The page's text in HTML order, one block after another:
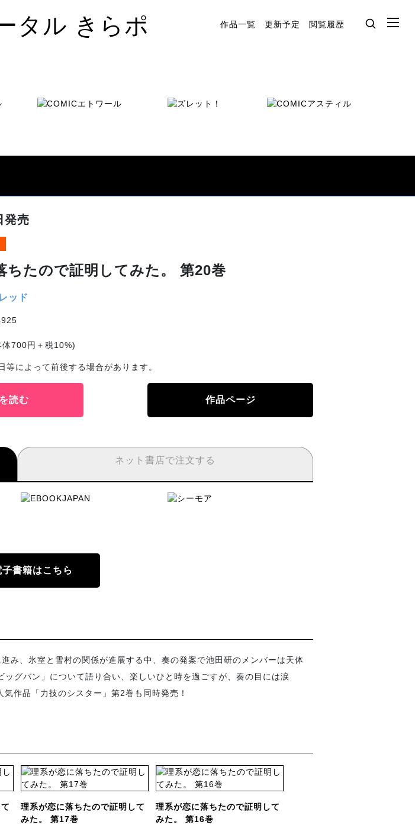
作品一覧 更新予定 閲覧履歴
発売
ちたので証明してみた。 第20巻
ッド
700円＋税10%)
によって前後する場合があります。
読む 作品ページ
ネット書店で注文する
書籍はこちら
み、氷室と雪村の関係が進展する中、奏の発案で池田研のメンバーは天体
グバン」について語り合い、楽しいひと時を過ごすが、奏の目には涙
作品「力技のシスター」第2巻も同時発売！
理系が恋に落ちたので証明して
みた。 第17巻
理系が恋に落ちたので証明して
みた。 第16巻